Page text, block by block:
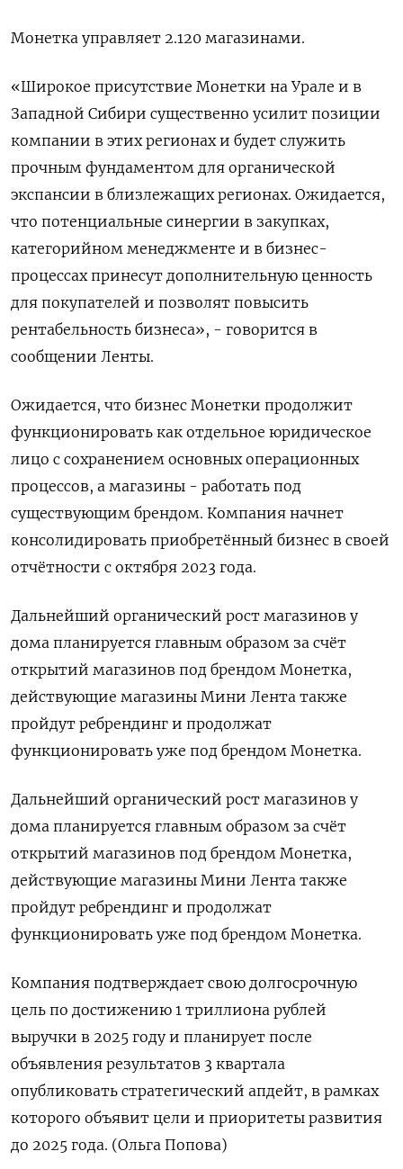
Монетка управляет 2.120 магазинами.
«Широкое присутствие Монетки на Урале и в
Западной Сибири существенно усилит позиции
компании в этих регионах и будет служить
прочным фундаментом для органической
экспансии в близлежащих регионах. Ожидается,
что потенциальные синергии в закупках,
категорийном менеджменте и в бизнес-
процессах принесут дополнительную ценность
для покупателей и позволят повысить
рентабельность бизнеса», - говорится в
сообщении Ленты.
Ожидается, что бизнес Монетки продолжит
функционировать как отдельное юридическое
лицо с сохранением основных операционных
процессов, а магазины - работать под
существующим брендом. Компания начнет
консолидировать приобретённый бизнес в своей
отчётности с октября 2023 года.
Дальнейший органический рост магазинов у
дома планируется главным образом за счёт
открытий магазинов под брендом Монетка,
действующие магазины Мини Лента также
пройдут ребрендинг и продолжат
функционировать уже под брендом Монетка.
Дальнейший органический рост магазинов у
дома планируется главным образом за счёт
открытий магазинов под брендом Монетка,
действующие магазины Мини Лента также
пройдут ребрендинг и продолжат
функционировать уже под брендом Монетка.
Компания подтверждает свою долгосрочную
цель по достижению 1 триллиона рублей
выручки в 2025 году и планирует после
объявления результатов 3 квартала
опубликовать стратегический апдейт, в рамках
которого объявит цели и приоритеты развития
до 2025 года. (Ольга Попова)